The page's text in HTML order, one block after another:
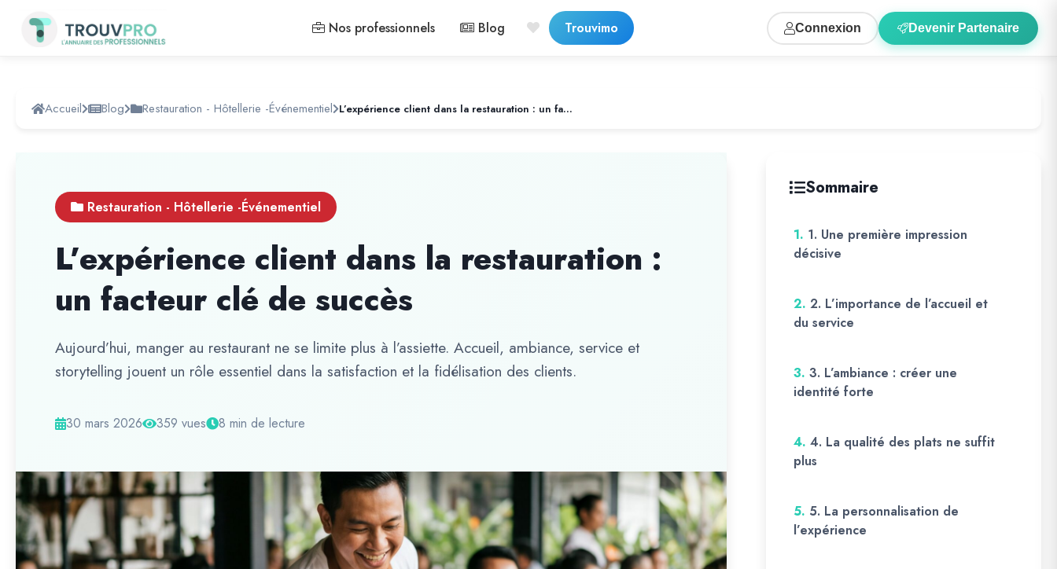
Nos professionnels Blog Trouvimo Connexion Devenir Partenaire
Accueil Blog Restauration - Hôtellerie -Événementiel L’expérience client dans la restauration : un facteur clé de succès
Restauration - Hôtellerie -Événementiel
L’expérience client dans la restauration :
un facteur clé de succès
Aujourd’hui, manger au restaurant ne se limite plus à l’assiette. Accueil, ambiance, service et
storytelling jouent un rôle essentiel dans la satisfaction et la fidélisation des clients.
30 mars 2026 359 vues 8 min de lecture
Sommaire
1. 1. Une première impression
décisive
2. 2. L’importance de l’accueil et
du service
3. 3. L’ambiance : créer une
identité forte
4. 4. La qualité des plats ne suffit
plus
5. 5. La personnalisation de
l’expérience